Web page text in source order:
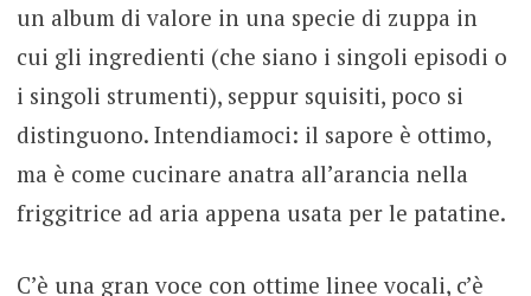
un album di valore in una specie di zuppa in
cui gli ingredienti (che siano i singoli episodi o
i singoli strumenti), seppur squisiti, poco si
distinguono. Intendiamoci: il sapore è ottimo,
ma è come cucinare anatra all’arancia nella
friggitrice ad aria appena usata per le patatine.
C’è una gran voce con ottime linee vocali, c’è